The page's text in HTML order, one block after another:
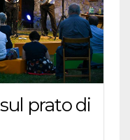
prato di